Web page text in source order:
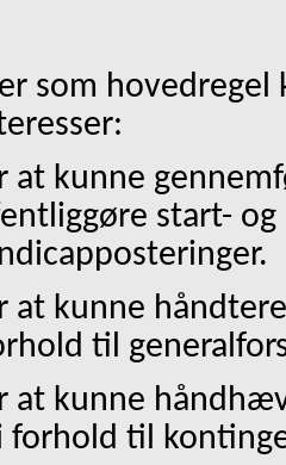
som
at kunne
start-
at kunne
til
at kunne
forhold til